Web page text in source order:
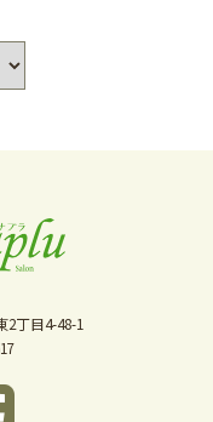
丁目4-48-1